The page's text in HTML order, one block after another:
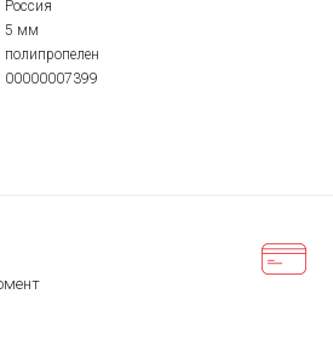
Россия
5 мм
полипропелен
00000007399